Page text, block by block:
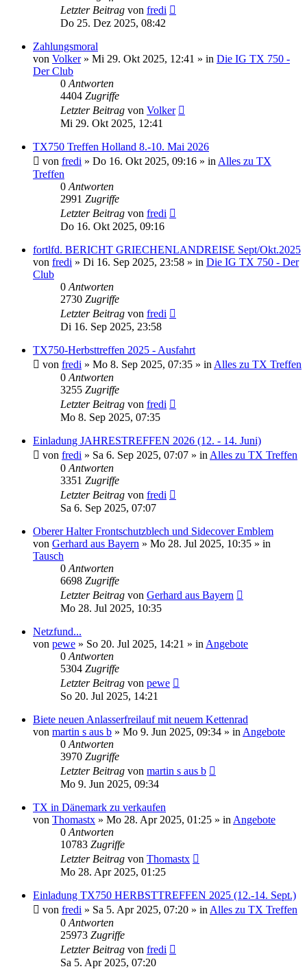
Letzter Beitrag von fredi
Do 25. Dez 2025, 08:42
Zahlungsmoral
von Volker» Mi 29. Okt 2025, 12:41 » in Die IG TX 750 -
Der Club
0 Antworten
4404 Zugriffe
Letzter Beitrag von Volker
Mi 29. Okt 2025, 12:41
TX750 Treffen Holland 8.-10. Mai 2026
von fredi » Do 16. Okt 2025, 09:16 » in Alles zu TX
Treffen
0 Antworten
2991 Zugriffe
Letzter Beitrag von fredi
Do 16. Okt 2025, 09:16
fortlfd. BERICHT GRIECHENLANDREISE Sept/Okt.2025
von fredi » Di 16. Sep 2025, 23:58 » in Die IG TX 750 - Der
Club
0 Antworten
2730 Zugriffe
Letzter Beitrag von fredi
Di 16. Sep 2025, 23:58
TX750-Herbsttreffen 2025 - Ausfahrt
von fredi » Mo 8. Sep 2025, 07:35 » in Alles zu TX Treffen
0 Antworten
3255 Zugriffe
Letzter Beitrag von fredi
Mo 8. Sep 2025, 07:35
Einladung JAHRESTREFFEN 2026 (12. - 14. Juni)
von fredi » Sa 6. Sep 2025, 07:07 » in Alles zu TX Treffen
0 Antworten
3351 Zugriffe
Letzter Beitrag von fredi
Sa 6. Sep 2025, 07:07
Oberer Halter Frontschutzblech und Sidecover Emblem
von Gerhard aus Bayern » Mo 28. Jul 2025, 10:35 » in
Tausch
0 Antworten
6698 Zugriffe
Letzter Beitrag von Gerhard aus Bayern
Mo 28. Jul 2025, 10:35
Netzfund...
von pewe » So 20. Jul 2025, 14:21 » in Angebote
0 Antworten
5304 Zugriffe
Letzter Beitrag von pewe
So 20. Jul 2025, 14:21
Biete neuen Anlasserfreilauf mit neuem Kettenrad
von martin s aus b » Mo 9. Jun 2025, 09:34 » in Angebote
0 Antworten
3970 Zugriffe
Letzter Beitrag von martin s aus b
Mo 9. Jun 2025, 09:34
TX in Dänemark zu verkaufen
von Thomastx » Mo 28. Apr 2025, 01:25 » in Angebote
0 Antworten
10783 Zugriffe
Letzter Beitrag von Thomastx
Mo 28. Apr 2025, 01:25
Einladung TX750 HERBSTTREFFEN 2025 (12.-14. Sept.)
von fredi » Sa 5. Apr 2025, 07:20 » in Alles zu TX Treffen
0 Antworten
25973 Zugriffe
Letzter Beitrag von fredi
Sa 5. Apr 2025, 07:20